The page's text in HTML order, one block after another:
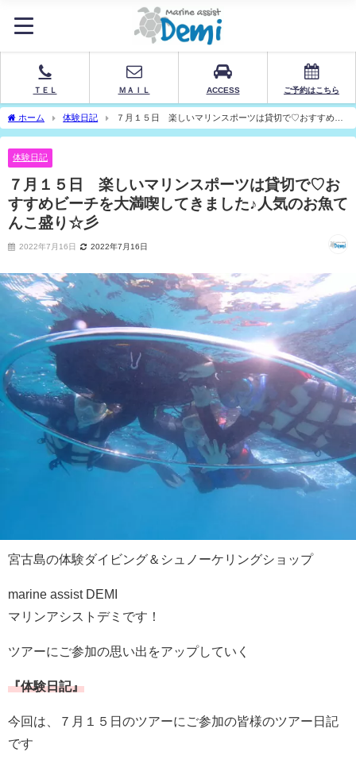
ＴＥＬ ＭＡＩＬ ACCESS ご予約はこちら
ホーム 体験日記
７月１５日 楽しいマリンスポーツは貸切で♡おすすめビ
ーチを大満喫してきました♪人気のお魚てんこ盛り☆彡
体験日記
７月１５日 楽しいマリンスポーツは貸切で♡お
すすめビーチを大満喫してきました♪人気のお魚て
んこ盛り☆彡
2022年7月16日 2022年7月16日
宮古島の体験ダイビング＆シュノーケリングショップ
marine assist DEMI
マリンアシストデミです！
ツアーにご参加の思い出をアップしていく
『体験日記』
今回は、７月１５日のツアーにご参加の皆様のツアー日記
です